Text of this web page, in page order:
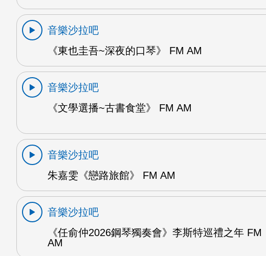
音樂沙拉吧
《東也圭吾~深夜的口琴》 FM AM
音樂沙拉吧
《文學選播~古書食堂》 FM AM
音樂沙拉吧
朱嘉雯《戀路旅館》 FM AM
音樂沙拉吧
《任俞仲2026鋼琴獨奏會》李斯特巡禮之年 FM
AM